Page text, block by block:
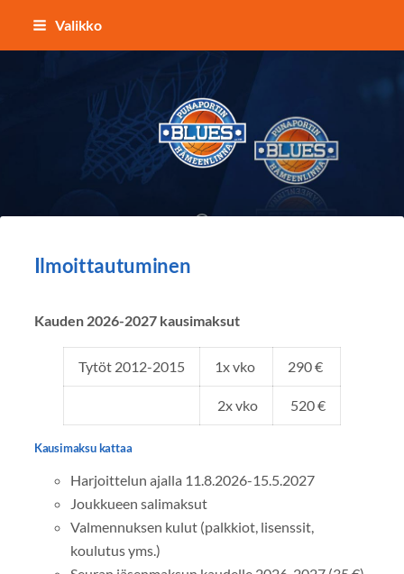
Siirry
Valikko
Punaportin Blues - Koripalloa
Ilmoittautuminen
Kauden 2026-2027 kausimaksut
Tytöt 2012-2015 1x vko 290 €
2x vko 520 €
Kausimaksu kattaa
Harjoittelun ajalla 11.8.2026-15.5.2027
Joukkueen salimaksut
Valmennuksen kulut (palkkiot, lisenssit,
koulutus yms.)